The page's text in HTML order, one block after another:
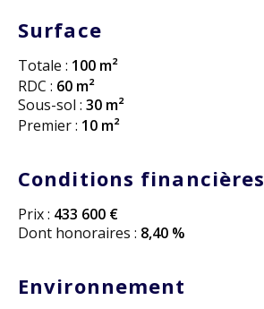
Surface
Totale : 100 m²
RDC : 60 m²
Sous-sol : 30 m²
Premier : 10 m²
Conditions financières
Prix : 433 600 €
Dont honoraires : 8,40 %
Environnement